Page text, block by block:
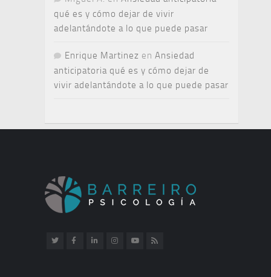
qué es y cómo dejar de vivir
adelantándote a lo que puede pasar
Enrique Martinez en Ansiedad
anticipatoria qué es y cómo dejar de
vivir adelantándote a lo que puede pasar